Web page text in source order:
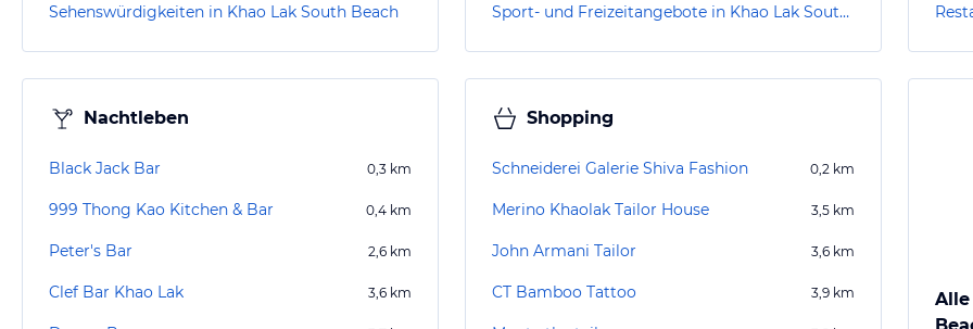
Sehenswürdigkeiten in Khao Lak South Beach Sport- und Freizeitangebote in Khao Lak South Beach
Nachtleben
Black Jack Bar 0,3 km
999 Thong Kao Kitchen & Bar 0,4 km
Peter's Bar 2,6 km
Clef Bar Khao Lak 3,6 km
Shopping
Schneiderei Galerie Shiva Fashion 0,2 km
Merino Khaolak Tailor House 3,5 km
John Armani Tailor 3,6 km
CT Bamboo Tattoo 3,9 km